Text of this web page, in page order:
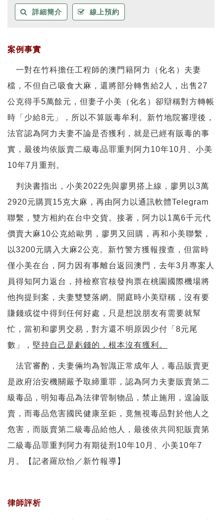
詳細簡介 線上預約
案例事實
一對在竹科擔任工程師的澳門籍阿力（化名）夫妻
檔，不但自己吸食大麻，還將部分轉售給2人，出售27
公克得手5萬餘元，但妻子小美（化名）卻辯稱對方轉帳
時「少給8元」，所以不算販毒牟利。新竹地院審理後，
法官認為阿力夫妻不論是否獲利，就是已經有販毒的事
實，最後均依販賣二級毒品罪重判阿力10年10月、小美
10年7月重刑。
判決書指出，小美2022先與廖男搭上線，廖男以3萬
2920元購買15克大麻，再由阿力以通訊軟體Telegram
聯繫，雙方相約在台中交貨。接著，阿力以1萬6千元代
價賣大麻10公克給歐男，廖男又回購，再和小美聯繫，
以3200元購入大麻2公克。新竹警方獲報搜查，但當時
僅小美在台，阿力因有事離台返回澳門，去年3月專案人
員得知阿力返台，持檢察官核發拘票在桃園國際機場將
他拘提到案，夫妻雙雙落網。開庭時小美辯稱，沒有要
賺錢或從中得到任何好處，只是想說朋友有需要就幫
忙，當初和廖男交易，對方還不明原因少付「8元尾
數」， 堅持自己是虧錢的，根本沒有獲利。
法官審酌，夫妻倆均為智識正常成年人，毒品販賣更
是政府治安機關嚴予取締重罪，認為阿力夫妻販賣第二
級毒品，明知毒品為法律管制物品，禁止施用，遑論販
賣，而毒品危害國民健康至鉅，竟無視毒品對於他人之
危害，而販賣第二級毒品給他人，最後依共同犯販賣第
二級毒品罪重判阿力有期徒刑10年10月、小美10年7
月。【記者羅欣怡／新竹報導】
律師評析